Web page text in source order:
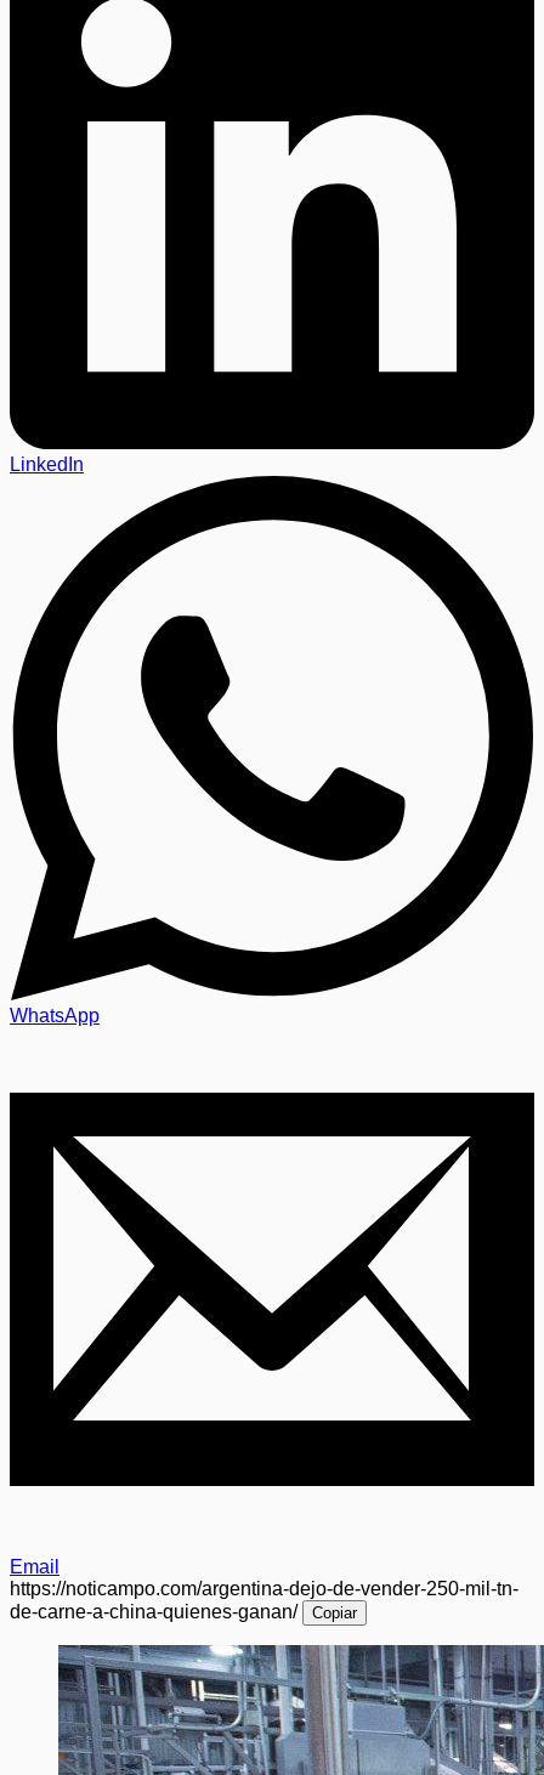
LinkedIn
WhatsApp
Email
https://noticampo.com/argentina-dejo-de-vender-250-mil-tn-
de-carne-a-china-quienes-ganan/
Copiar